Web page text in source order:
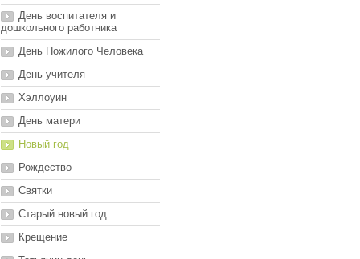
День воспитателя и
дошкольного работника
День Пожилого Человека
День учителя
Хэллоуин
День матери
Новый год
Рождество
Святки
Старый новый год
Крещение